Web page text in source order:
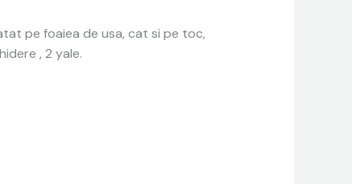
pe foaiea de usa, cat si pe toc,
, 2 yale.